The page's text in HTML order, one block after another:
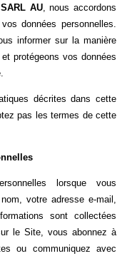
SARL AU, nous accordons
données personnelles.
informer sur la manière
protégeons vos données
décrites dans cette
pas les termes de cette
lorsque vous
votre adresse e-mail,
sont collectées
le Site, vous abonnez à
ou communiquez avec